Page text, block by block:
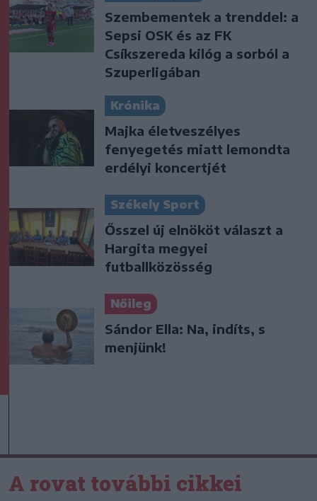
Szembementek a trenddel: a
Sepsi OSK és az FK
Csíkszereda kilóg a sorból a
Szuperligában
Krónika
Majka életveszélyes
fenyegetés miatt lemondta
erdélyi koncertjét
Székely Sport
Ősszel új elnököt választ a
Hargita megyei
futballközösség
Nőileg
Sándor Ella: Na, indíts, s
menjünk!
A rovat további cikkei